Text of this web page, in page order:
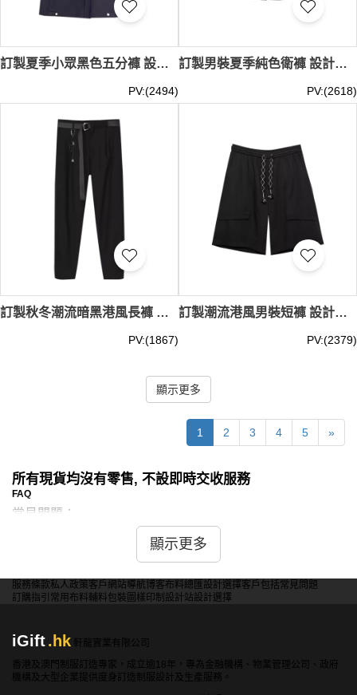
訂製夏季小眾黑色五分褲 設計解構立體機械金屬扣西褲 男短褲直筒 寬鬆痞帥五分褲潮 SKSP072
PV:(2494)
訂製男裝夏季純色衛褲 設計寬鬆闊腿褲休閒百搭 五分褲街頭風 復古小眾短褲 棉65% 醋酯纖維(醋纖)35% SKSP071
PV:(2618)
訂製秋冬潮流暗黑港風長褲 設計男裝腰帶配飾裝飾休閒長褲 百搭純色西褲男九分褲 潮流男裝休閒褲 SKSP070
PV:(1867)
訂製潮流港風男裝短褲 設計暗黑個性菱格紋抽繩短褲 撞色休閒彈力運動短褲男 SKSP069
PV:(2379)
顯示更多
1 2 3 4 5 »
所有現貨均沒有零售, 不設即時交收服務
FAQ
常見問題：
問：現貨運動褲是否具有壓縮功能？
答：是的，iGift提供的部分現貨運動褲具有壓縮功能，能夠
提供適當的壓力，促進血液循環，減少肌肉疲勞和運動後的
酸痛。
問：現貨運動褲是否有透氣設計？
答：是的，iGift的現貨運動褲採用了透氣面料和設計，具有
顯示更多
服務條款私人政策客戶 網站導航博客布料總匯設計選擇客戶包括常見問題
訂購指引 常用布料輔料包裝 圖樣印制 設計站設計選擇
iGift.hk
軒龍實業有限公司
香港及澳門制服訂造專家，成立逾18年，專為金融機構、物業管理公司、政府
機構及大型企業提供度身訂造制服設計及生產服務。